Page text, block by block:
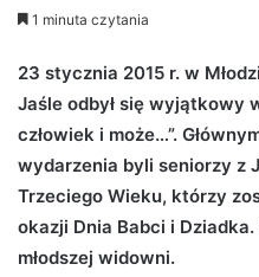
e
d
a
n
i
l
1 minuta czytania
23 stycznia 2015 r. w
Jaśle odbył się wyjątkowy
człowiek i może…”.
wydarzenia byli seniorzy z
Trzeciego Wieku, którzy
okazji Dnia Babci i
młodszej widowni.